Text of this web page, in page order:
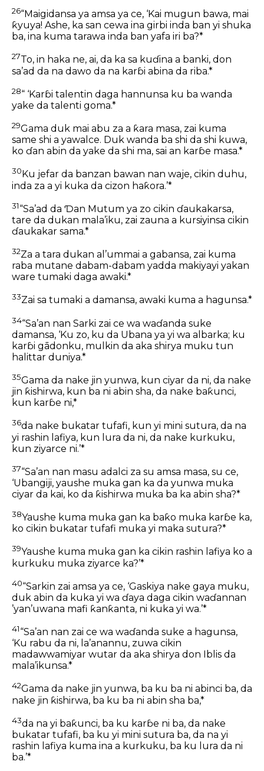
26“Maigidansa ya amsa ya ce, ‘Kai mugun bawa, mai
ƙyuya! Ashe, ka san cewa ina girbi inda ban yi shuka
ba, ina kuma tarawa inda ban yafa iri ba?*
27To, in haka ne, ai, da ka sa kuɗina a banki, don
sa’ad da na dawo da na karɓi abina da riba.*
28“ ‘Karɓi talentin daga hannunsa ku ba wanda
yake da talenti goma.*
29Gama duk mai abu za a ƙara masa, zai kuma
same shi a yawalce. Duk wanda ba shi da shi kuwa,
ko ɗan abin da yake da shi ma, sai an karɓe masa.*
30 Ku jefar da banzan bawan nan waje, cikin duhu,
inda za a yi kuka da cizon haƙora.’*
31“Sa’ad da Ɗan Mutum ya zo cikin ɗaukakarsa,
tare da dukan mala’iku, zai zauna a kursiyinsa cikin
ɗaukakar sama.*
32Za a tara dukan al’ummai a gabansa, zai kuma
raba mutane dabam-dabam yadda makiyayi yakan
ware tumaki daga awaki.*
33Zai sa tumaki a damansa, awaki kuma a hagunsa.*
34“Sa’an nan Sarki zai ce wa waɗanda suke
damansa, ‘Ku zo, ku da Ubana ya yi wa albarka; ku
karɓi gādonku, mulkin da aka shirya muku tun
halittar duniya.*
35Gama da nake jin yunwa, kun ciyar da ni, da nake
jin ƙishirwa, kun ba ni abin sha, da nake baƙunci,
kun karɓe ni,*
36da nake bukatar tufafi, kun yi mini sutura, da na
yi rashin lafiya, kun lura da ni, da nake kurkuku,
kun ziyarce ni.’*
37“Sa’an nan masu adalci za su amsa masa, su ce,
‘Ubangiji, yaushe muka gan ka da yunwa muka
ciyar da kai, ko da ƙishirwa muka ba ka abin sha?*
38Yaushe kuma muka gan ka baƙo muka karɓe ka,
ko cikin bukatar tufafi muka yi maka sutura?*
39Yaushe kuma muka gan ka cikin rashin lafiya ko a
kurkuku muka ziyarce ka?’*
40“Sarkin zai amsa ya ce, ‘Gaskiya nake gaya muku,
duk abin da kuka yi wa ɗaya daga cikin waɗannan
’yan’uwana mafi ƙanƙanta, ni kuka yi wa.’*
41“Sa’an nan zai ce wa waɗanda suke a hagunsa,
‘Ku rabu da ni, la’anannu, zuwa cikin
madawwamiyar wutar da aka shirya don Iblis da
mala’ikunsa.*
42Gama da nake jin yunwa, ba ku ba ni abinci ba, da
nake jin ƙishirwa, ba ku ba ni abin sha ba,*
43da na yi baƙunci, ba ku karɓe ni ba, da nake
bukatar tufafi, ba ku yi mini sutura ba, da na yi
rashin lafiya kuma ina a kurkuku, ba ku lura da ni
ba.’*